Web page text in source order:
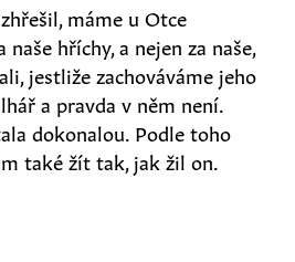
máme u Otce
hříchy, a nejen za naše,
jestliže zachováváme jeho
a pravda v něm není.
dokonalou. Podle toho
také žít tak, jak žil on.